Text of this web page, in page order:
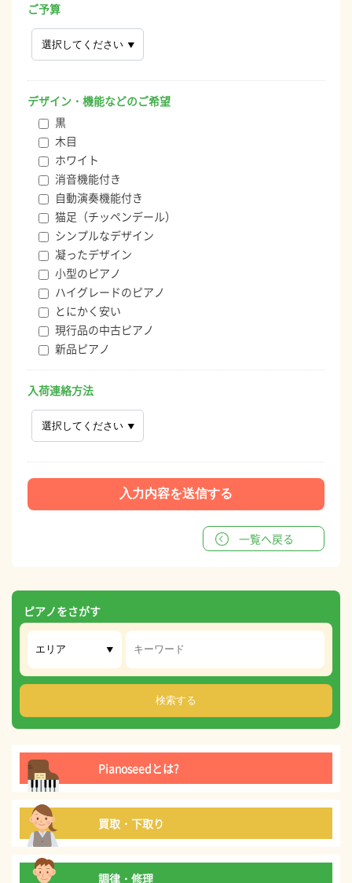
ご予算
デザイン・機能などのご希望
黒
木目
ホワイト
消音機能付き
自動演奏機能付き
猫足（チッペンデール）
シンプルなデザイン
凝ったデザイン
小型のピアノ
ハイグレードのピアノ
とにかく安い
現行品の中古ピアノ
新品ピアノ
入荷連絡方法
一覧へ戻る
ピアノをさがす
Pianoseedとは?
買取・下取り
調律・修理